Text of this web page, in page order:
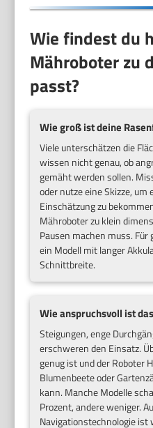
Wie findest du
Mähroboter zu
passt?
Wie groß ist deine
Viele unterschätzen die
wissen nicht genau, ob
gemäht werden sollen.
oder nutze eine Skizze, um
Einschätzung zu
Mähroboter zu klein
Pausen machen muss.
ein Modell mit langer
Schnittbreite.
Wie anspruchsvoll ist
Steigungen, enge
erschweren den Einsatz.
genug ist und der Roboter
Blumenbeete oder
kann. Manche Modelle
Prozent, andere weniger.
Navigationstechnologie ist